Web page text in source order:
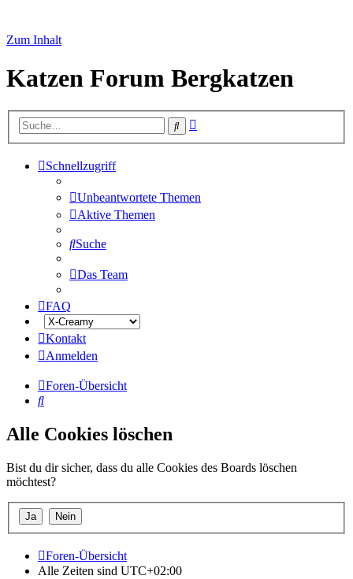
Zum Inhalt
Katzen Forum Bergkatzen
Suche
Schnellzugriff
Unbeantwortete Themen
Aktive Themen
Suche
Das Team
FAQ
Kontakt
Anmelden
Foren-Übersicht
Suche
Alle Cookies löschen
Bist du dir sicher, dass du alle Cookies des Boards löschen
möchtest?
Foren-Übersicht
Alle Zeiten sind UTC+02:00